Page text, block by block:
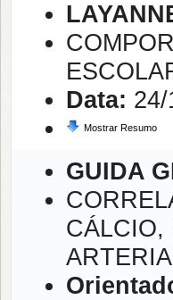
Data:
Mostrar Resumo
GUIDA
CÁLCIO,